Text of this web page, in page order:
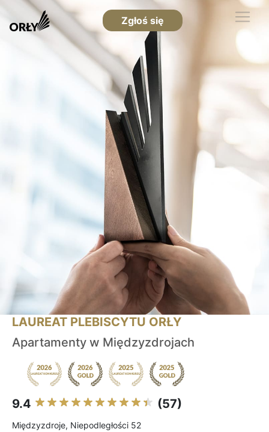
Zgłoś się
LAUREAT PLEBISCYTU ORŁY
Apartamenty w Międzyzdrojach
9.4 (57)
Międzyzdroje, Niepodległości 52